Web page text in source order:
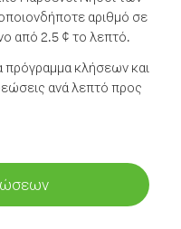
αριθμό σε
από 2.5 ¢ το λεπτό.
κλήσεων και
ανά λεπτό προς